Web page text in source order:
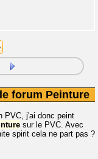
forum Peinture
PVC, j'ai donc peint
sur le PVC. Avec
spirit cela ne part pas ?